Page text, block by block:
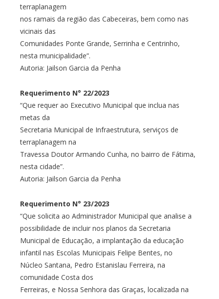
terraplanagem
nos ramais da região das Cabeceiras, bem como nas
vicinais das
Comunidades Ponte Grande, Serrinha e Centrinho,
nesta municipalidade”.
Autoria: Jailson Garcia da Penha
Requerimento N° 22/2023
“Que requer ao Executivo Municipal que inclua nas
metas da
Secretaria Municipal de Infraestrutura, serviços de
terraplanagem na
Travessa Doutor Armando Cunha, no bairro de Fátima,
nesta cidade”.
Autoria: Jailson Garcia da Penha
Requerimento N° 23/2023
“Que solicita ao Administrador Municipal que analise a
possibilidade de incluir nos planos da Secretaria
Municipal de Educação, a implantação da educação
infantil nas Escolas Municipais Felipe Bentes, no
Núcleo Santana, Pedro Estanislau Ferreira, na
comunidade Costa dos
Ferreiras, e Nossa Senhora das Graças, localizada na